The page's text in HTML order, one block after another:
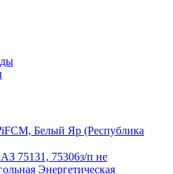
iFCM, Белый Яр (Республика
75131, 75306з/п не
Энергетическая